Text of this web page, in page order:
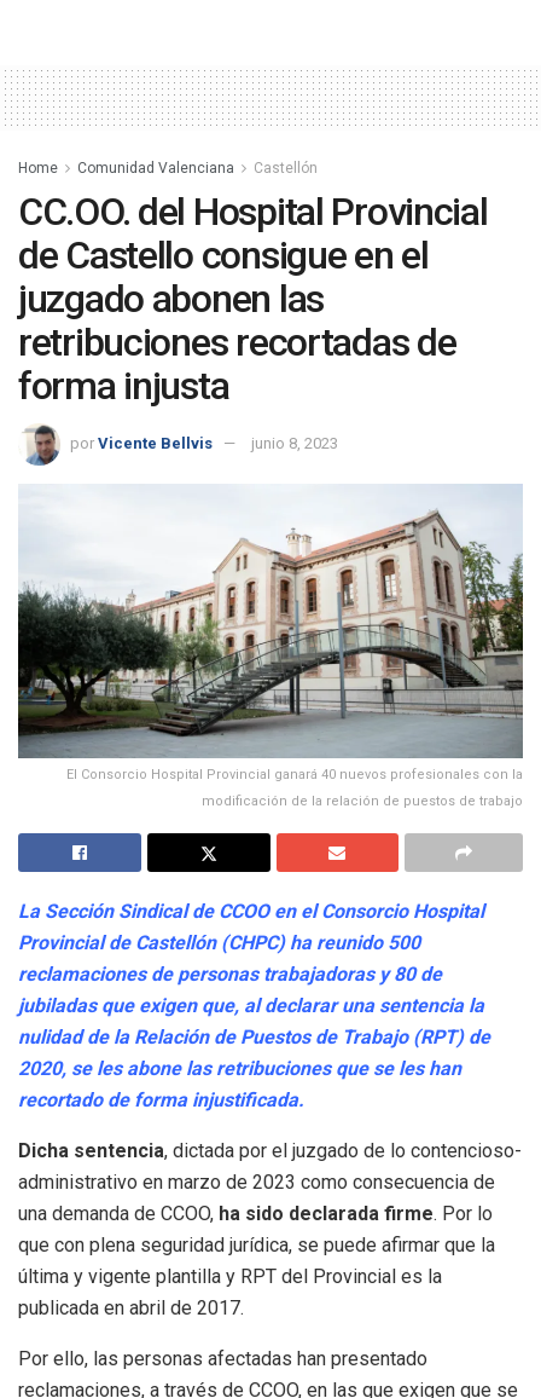
Home Comunidad Valenciana Castellón
CC.OO. del Hospital Provincial
de Castello consigue en el
juzgado abonen las
retribuciones recortadas de
forma injusta
por Vicente Bellvis junio 8, 2023
El Consorcio Hospital Provincial ganará 40 nuevos profesionales con la
modificación de la relación de puestos de trabajo
La Sección Sindical de CCOO en el Consorcio Hospital
Provincial de Castellón (CHPC) ha reunido 500
reclamaciones de personas trabajadoras y 80 de
jubiladas que exigen que, al declarar una sentencia la
nulidad de la Relación de Puestos de Trabajo (RPT) de
2020, se les abone las retribuciones que se les han
recortado de forma injustificada.
Dicha sentencia, dictada por el juzgado de lo contencioso-
administrativo en marzo de 2023 como consecuencia de
una demanda de CCOO, ha sido declarada firme. Por lo
que con plena seguridad jurídica, se puede afirmar que la
última y vigente plantilla y RPT del Provincial es la
publicada en abril de 2017.
Por ello, las personas afectadas han presentado
reclamaciones, a través de CCOO, en las que exigen que se